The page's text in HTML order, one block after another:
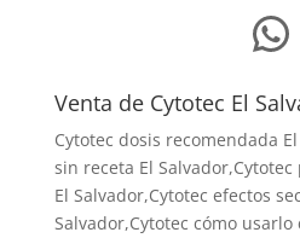
Venta de Cytotec El
Cytotec dosis recomendada
sin receta El
El Salvador,Cytotec efectos
Salvador,Cytotec cómo